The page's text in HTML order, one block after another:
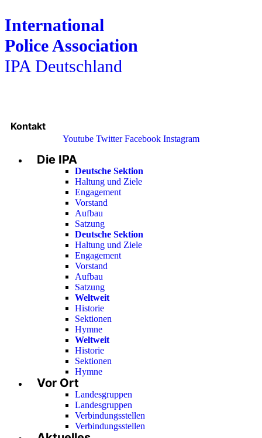
International
Police Association
IPA Deutschland
Kontakt
Youtube Twitter Facebook Instagram
Menu
Die IPA
Deutsche Sektion
Haltung und Ziele
Engagement
Vorstand
Aufbau
Satzung
Deutsche Sektion
Haltung und Ziele
Engagement
Vorstand
Aufbau
Satzung
Weltweit
Historie
Sektionen
Hymne
Weltweit
Historie
Sektionen
Hymne
Vor Ort
Landesgruppen
Landesgruppen
Verbindungsstellen
Verbindungsstellen